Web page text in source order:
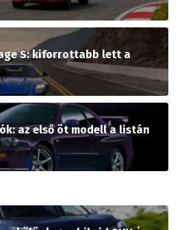
S: kiforrottabb lett a
az első öt modell a listán